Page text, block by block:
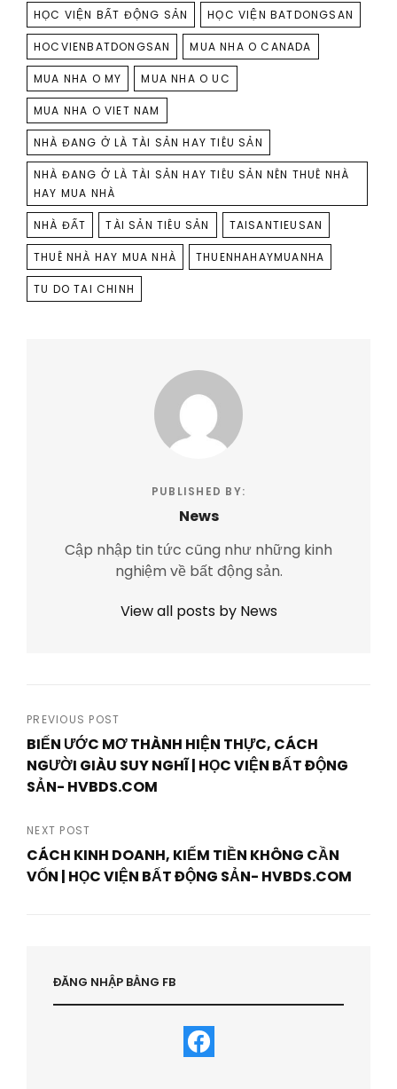
HỌC VIỆN BẤT ĐỘNG SẢN HỌC VIỆN BATDONGSAN
HOCVIENBATDONGSAN MUA NHA O CANADA
MUA NHA O MY MUA NHA O UC
MUA NHA O VIET NAM
NHÀ ĐANG Ở LÀ TÀI SẢN HAY TIÊU SẢN
NHÀ ĐANG Ở LÀ TÀI SẢN HAY TIÊU SẢN NÊN THUÊ NHÀ
HAY MUA NHÀ
NHÀ ĐẤT TÀI SẢN TIÊU SẢN TAISANTIEUSAN
THUÊ NHÀ HAY MUA NHÀ THUENHAHAYMUANHA
TU DO TAI CHINH
PUBLISHED BY:
News
Cập nhập tin tức cũng như những kinh
nghiệm về bất động sản.
View all posts by News
Post
navigation
PREVIOUS POST
BIẾN ƯỚC MƠ THÀNH HIỆN THỰC, CÁCH
NGƯỜI GIÀU SUY NGHĨ | HỌC VIỆN BẤT ĐỘNG
SẢN- HVBDS.COM
Post
NEXT POST
CÁCH KINH DOANH, KIẾM TIỀN KHÔNG CẦN
VỐN | HỌC VIỆN BẤT ĐỘNG SẢN- HVBDS.COM
ĐĂNG NHẬP BẰNG FB